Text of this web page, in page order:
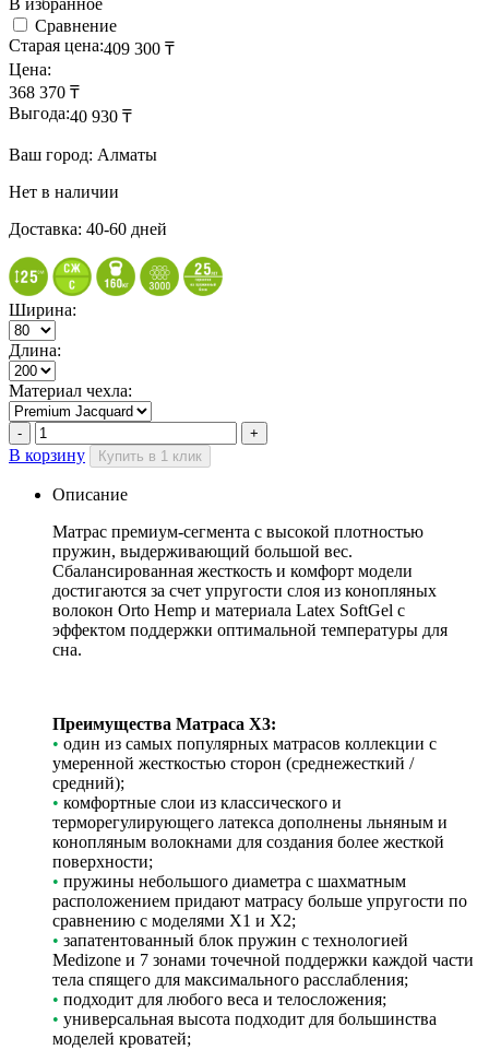
В избранное
Сравнение
Старая цена:409 300 ₸
Цена:
368 370 ₸
Выгода:40 930 ₸
Ваш город: Алматы
Нет в наличии
Доставка: 40-60 дней
Ширина:
Длина:
Материал чехла:
В корзину Купить в 1 клик
Описание
Матрас премиум-сегмента с высокой плотностью
пружин, выдерживающий большой вес.
Сбалансированная жесткость и комфорт модели
достигаются за счет упругости слоя из конопляных
волокон Orto Hemp и материала Latex SoftGel с
эффектом поддержки оптимальной температуры для
сна.
Преимущества Матраса X3:
• один из самых популярных матрасов коллекции с
умеренной жесткостью сторон (среднежесткий /
средний);
• комфортные слои из классического и
терморегулирующего латекса дополнены льняным и
конопляным волокнами для создания более жесткой
поверхности;
• пружины небольшого диаметра с шахматным
расположением придают матрасу больше упругости по
сравнению с моделями Х1 и Х2;
• запатентованный блок пружин с технологией
Medizone и 7 зонами точечной поддержки каждой части
тела спящего для максимального расслабления;
• подходит для любого веса и телосложения;
• универсальная высота подходит для большинства
моделей кроватей;